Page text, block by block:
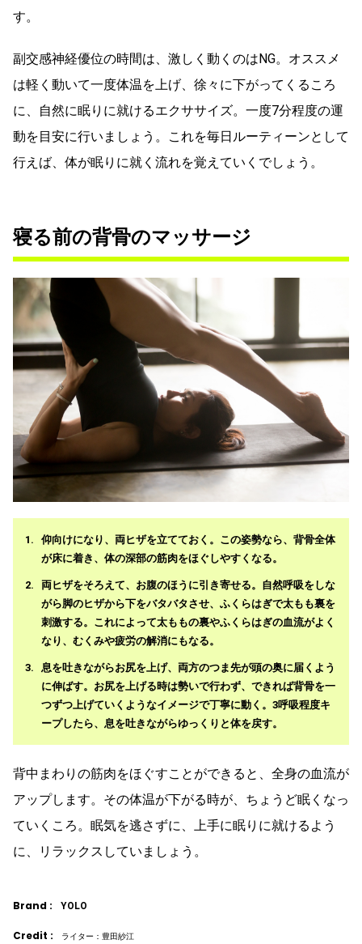
す。
副交感神経優位の時間は、激しく動くのはNG。オススメ
は軽く動いて一度体温を上げ、徐々に下がってくるころ
に、自然に眠りに就けるエクササイズ。一度7分程度の運
動を目安に行いましょう。これを毎日ルーティーンとして
行えば、体が眠りに就く流れを覚えていくでしょう。
寝る前の背骨のマッサージ
仰向けになり、両ヒザを立てておく。この姿勢なら、背骨全体
が床に着き、体の深部の筋肉をほぐしやすくなる。
両ヒザをそろえて、お腹のほうに引き寄せる。自然呼吸をしな
がら脚のヒザから下をバタバタさせ、ふくらはぎで太もも裏を
刺激する。これによって太ももの裏やふくらはぎの血流がよく
なり、むくみや疲労の解消にもなる。
息を吐きながらお尻を上げ、両方のつま先が頭の奥に届くよう
に伸ばす。お尻を上げる時は勢いで行わず、できれば背骨を一
つずつ上げていくようなイメージで丁寧に動く。3呼吸程度キ
ープしたら、息を吐きながらゆっくりと体を戻す。
背中まわりの筋肉をほぐすことができると、全身の血流が
アップします。その体温が下がる時が、ちょうど眠くなっ
ていくころ。眠気を逃さずに、上手に眠りに就けるよう
に、リラックスしていましょう。
Brand : YOLO
Credit :
ライター：豊田紗江